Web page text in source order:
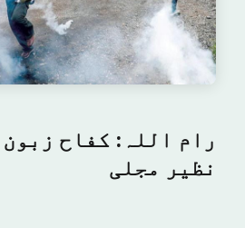
رام اللہ: کفاح
نظیر مجلی